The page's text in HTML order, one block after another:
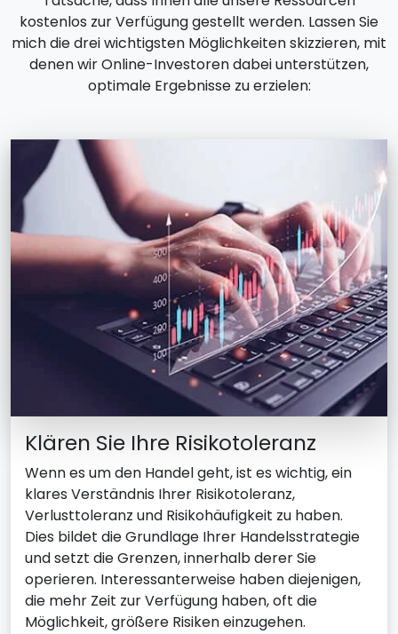
kostenlos zur Verfügung gestellt werden. Lassen Sie
mich die drei wichtigsten Möglichkeiten skizzieren, mit
denen wir Online-Investoren dabei unterstützen,
optimale Ergebnisse zu erzielen:
Klären Sie Ihre Risikotoleranz
Wenn es um den Handel geht, ist es wichtig, ein
klares Verständnis Ihrer Risikotoleranz,
Verlusttoleranz und Risikohäufigkeit zu haben.
Dies bildet die Grundlage Ihrer Handelsstrategie
und setzt die Grenzen, innerhalb derer Sie
operieren. Interessanterweise haben diejenigen,
die mehr Zeit zur Verfügung haben, oft die
Möglichkeit, größere Risiken einzugehen.